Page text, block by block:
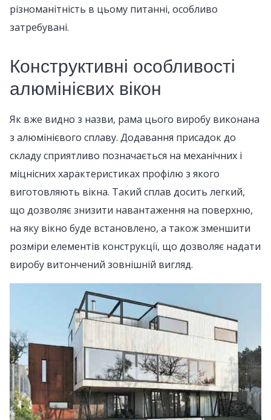
різноманітність в цьому питанні, особливо
затребувані.
Конструктивні особливості
алюмінієвих вікон
Як вже видно з назви, рама цього виробу виконана
з алюмінієвого сплаву. Додавання присадок до
складу сприятливо позначається на механічних і
міцнісних характеристиках профілю з якого
виготовляють вікна. Такий сплав досить легкий,
що дозволяє знизити навантаження на поверхню,
на яку вікно буде встановлено, а також зменшити
розміри елементів конструкції, що дозволяє надати
виробу витончений зовнішній вигляд.